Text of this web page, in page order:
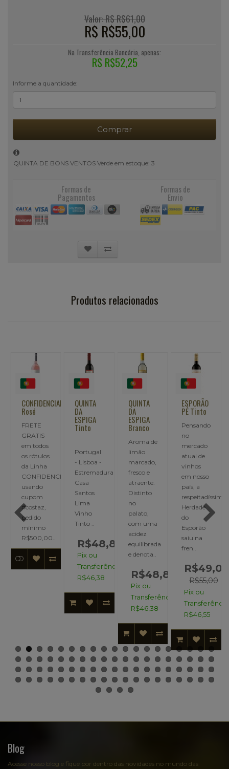
Valor: R$ R$61,00
R$ R$55,00
Na Transferência Bancária, apenas:
R$ R$52,25
Informe a quantidade:
Comprar
QUINTA DE BONS VENTOS Verde em estoque: 3
Formas de
Pagamentos
Formas de
Envio
Produtos relacionados
CONFIDENCIAL
Rosé
FRETE
GRATIS
em todos
os rótulos
da Linha
CONFIDENCIAL,
usando
cupom
#costaz,
pedido
mínimo
R$500,00..
QUINTA
DA
ESPIGA
Tinto
Portugal
- Lisboa -
Estremadura
Casa
Santos
Lima
Vinho
Tinto ..
R$48,82
Pix ou
Transferência:
R$46,38
QUINTA
DA
ESPIGA
Branco
Aroma de
limão
marcado,
fresco e
atraente.
Distinto
no
palato,
com uma
acidez
equilibrada
e denota..
R$48,82
Pix ou
Transferência:
R$46,38
ESPORÃO
PÉ Tinto
Pensando
no
mercado
atual de
vinhos
em nosso
país, a
respeitadíssima
Herdade
do
Esporão
saiu na
fren..
R$49,00
R$55,00
Pix ou
R$46,55
Blog
Acesse nosso blog e fique por dentro das novidades no mundo das